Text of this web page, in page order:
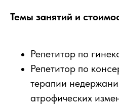
Темы занятий и
Репетитор по
Репетитор по
терапии
атрофических